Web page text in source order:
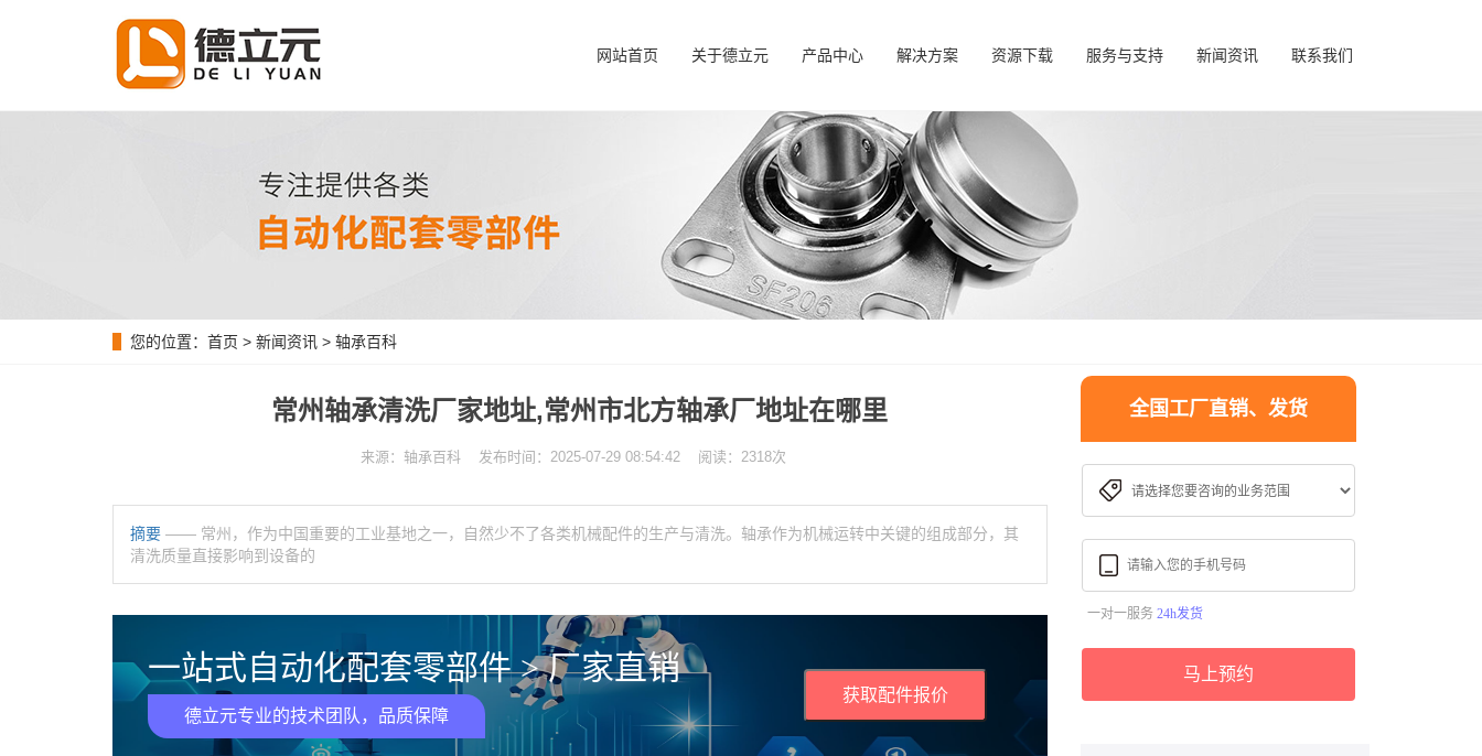
网站首页 关于德立元 产品中心 解决方案 资源下载 服务与支持 新闻资讯 联系我们
您的位置： 首页 > 新闻资讯 > 轴承百科
常州轴承清洗厂家地址,常州市北方轴承厂地址在哪里
来源：轴承百科 发布时间：2025-07-29 08:54:42 阅读：2318次
摘要 —— 常州，作为中国重要的工业基地之一，自然少不了各类机械配件的生产与清洗。轴承作为机械运转中关键的组成部分，其
清洗质量直接影响到设备的
一站式自动化配套零部件 > 厂家直销
德立元专业的技术团队，品质保障
获取配件报价
全国工厂直销、发货
一对一服务 24h发货
马上预约